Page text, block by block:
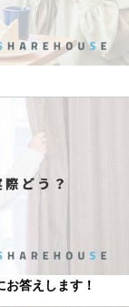
答えします！